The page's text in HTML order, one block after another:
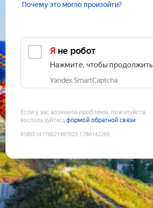
Почему это могло произойти?
Я не робот
Нажмите, чтобы продолжить
Yandex SmartCaptcha
Если у вас возникли проблемы, пожалуйста,
воспользуйтесьформой обратной связи
9185514178621497023:1786142269